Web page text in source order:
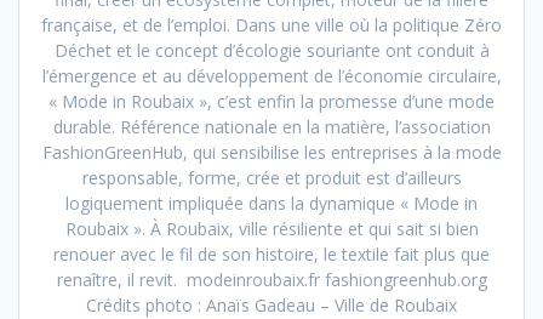
française, et de l’emploi. Dans une ville où la politique Zéro
Déchet et le concept d’écologie souriante ont conduit à
l’émergence et au développement de l’économie circulaire,
« Mode in Roubaix », c’est enfin la promesse d’une mode
durable. Référence nationale en la matière, l’association
FashionGreenHub, qui sensibilise les entreprises à la mode
responsable, forme, crée et produit est d’ailleurs
logiquement impliquée dans la dynamique « Mode in
Roubaix ». À Roubaix, ville résiliente et qui sait si bien
renouer avec le fil de son histoire, le textile fait plus que
renaître, il revit. modeinroubaix.fr fashiongreenhub.org
Crédits photo : Anaïs Gadeau – Ville de Roubaix